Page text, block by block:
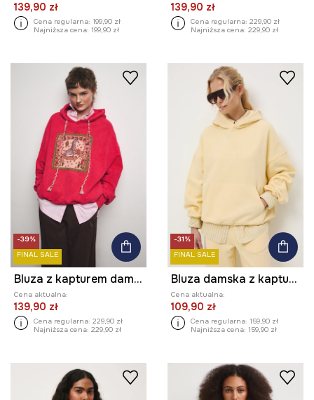
139,90 zł
Cena regularna: 199,90 zł
Najniższa cena: 199,90 zł
139,90 zł
Cena regularna: 229,90 zł
Najniższa cena: 229,90 zł
-39%
FINAL SALE
Bluza z kapturem damska bawełniana z kolekcji Ilona Tambor x Medicine
Cena aktualna:
139,90 zł
Cena regularna: 229,90 zł
Najniższa cena: 229,90 zł
-31%
FINAL SALE
Bluza damska z kapturem gładka
Cena aktualna:
109,90 zł
Cena regularna: 159,90 zł
Najniższa cena: 159,90 zł